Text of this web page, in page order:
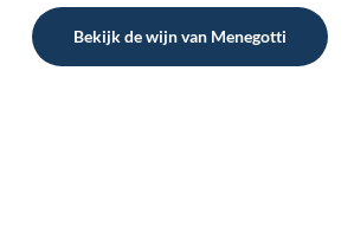
Bekijk de wijn van Menegotti